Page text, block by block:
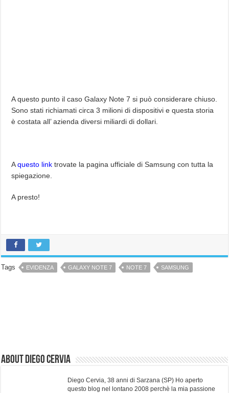
A questo punto il caso Galaxy Note 7 si può considerare chiuso.
Sono stati richiamati circa 3 milioni di dispositivi e questa storia
è costata all’ azienda diversi miliardi di dollari.
Aquesto link trovate la pagina ufficiale di Samsung con tutta la
spiegazione.
A presto!
Tags EVIDENZA GALAXY NOTE 7 NOTE 7 SAMSUNG
About Diego Cervia
Diego Cervia, 38 anni di Sarzana (SP) Ho aperto
questo blog nel lontano 2008 perchè la mia passione